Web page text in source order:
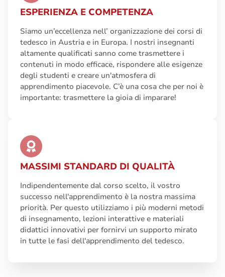
ESPERIENZA E COMPETENZA
Siamo un’eccellenza nell’ organizzazione dei corsi di
tedesco in Austria e in Europa. I nostri insegnanti
altamente qualificati sanno come trasmettere i
contenuti in modo efficace, rispondere alle esigenze
degli studenti e creare un'atmosfera di
apprendimento piacevole. C’è una cosa che per noi è
importante: trasmettere la gioia di imparare!
MASSIMI STANDARD DI QUALITÀ
Indipendentemente dal corso scelto, il vostro
successo nell'apprendimento è la nostra massima
priorità. Per questo utilizziamo i più moderni metodi
di insegnamento, lezioni interattive e materiali
didattici innovativi per fornirvi un supporto mirato
in tutte le fasi dell'apprendimento del tedesco.